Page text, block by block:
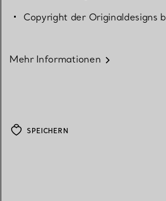
Copyright der Originaldesigns
Mehr Informationen
SPEICHERN